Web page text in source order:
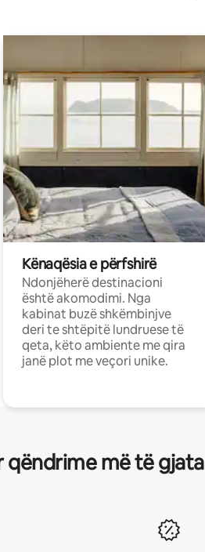
Kënaqësia e përfshirë
Ndonjëherë destinacioni
është akomodimi. Nga
kabinat buzë shkëmbinjve
deri te shtëpitë lundruese të
qeta, këto ambiente me qira
janë plot me veçori unike.
qëndrime më të gjata